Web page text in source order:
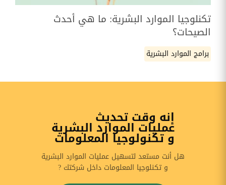
تكنلوجيا الموارد البشرية: ما هي أحدث
الصيحات؟
برامج الموارد البشرية
إنه وقت تحديث
عمليات الموارد البشرية
و تكنولوجيا المعلومات
هل أنت مستعد لتسهيل عمليات الموارد البشرية
و تكنلوجيا المعلومات داخل شركتك ?